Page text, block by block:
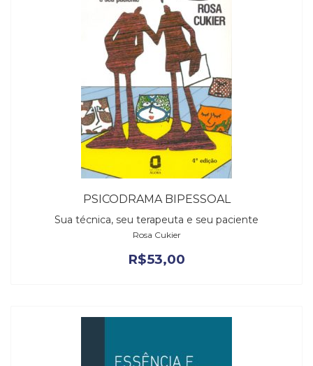
PSICODRAMA BIPESSOAL
Sua técnica, seu terapeuta e seu paciente
Rosa Cukier
R$53,00